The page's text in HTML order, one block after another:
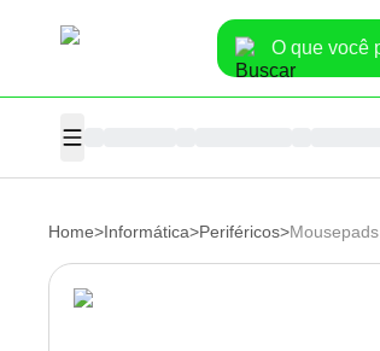
Home>Informática>Periféricos>Mousepads